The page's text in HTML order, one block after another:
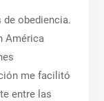
obediencia.
América
me facilitó
entre las